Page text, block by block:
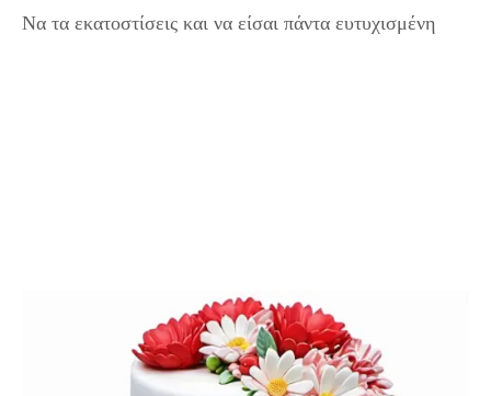
Να τα εκατοστίσεις και να είσαι πάντα ευτυχισμένη